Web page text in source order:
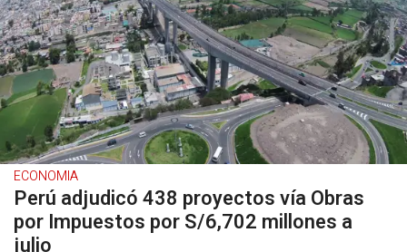
ECONOMIA
Perú adjudicó 438 proyectos vía Obras
por Impuestos por S/6,702 millones a
julio